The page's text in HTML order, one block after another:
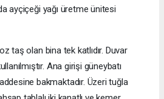
ayçiçeği yağı üretme ünitesi
taş olan bina tek katlıdır. Duvar
Ana girişi güneybatı
bakmaktadır. Üzeri tuğla